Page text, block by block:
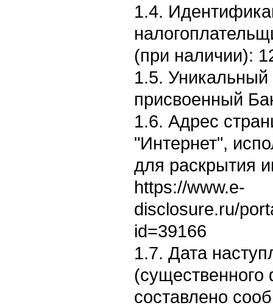
1.4.
(при наличии):
1.5. Уникальный
присвоенный
1.6. Адрес
"Интернет",
для раскрытия
https://www.e-
disclosure.ru/
id=39166
1.7. Дата
(существенного
составлено